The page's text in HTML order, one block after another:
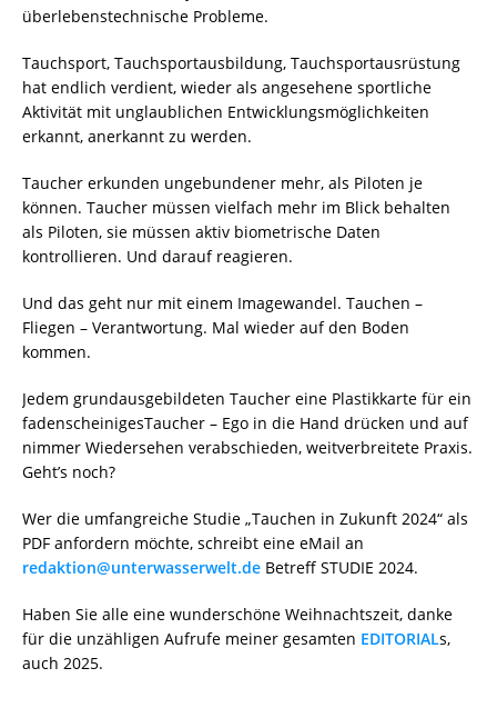
überlebenstechnische Probleme.
Tauchsport, Tauchsportausbildung, Tauchsportausrüstung
hat endlich verdient, wieder als angesehene sportliche
Aktivität mit unglaublichen Entwicklungsmöglichkeiten
erkannt, anerkannt zu werden.
Taucher erkunden ungebundener mehr, als Piloten je
können. Taucher müssen vielfach mehr im Blick behalten
als Piloten, sie müssen aktiv biometrische Daten
kontrollieren. Und darauf reagieren.
Und das geht nur mit einem Imagewandel. Tauchen –
Fliegen – Verantwortung. Mal wieder auf den Boden
kommen.
Jedem grundausgebildeten Taucher eine Plastikkarte für ein
fadenscheinigesTaucher – Ego in die Hand drücken und auf
nimmer Wiedersehen verabschieden, weitverbreitete Praxis.
Geht’s noch?
Wer die umfangreiche Studie „Tauchen in Zukunft 2024“ als
PDF anfordern möchte, schreibt eine eMail an
redaktion@unterwasserwelt.de Betreff STUDIE 2024.
Haben Sie alle eine wunderschöne Weihnachtszeit, danke
für die unzähligen Aufrufe meiner gesamten EDITORIALs,
auch 2025.